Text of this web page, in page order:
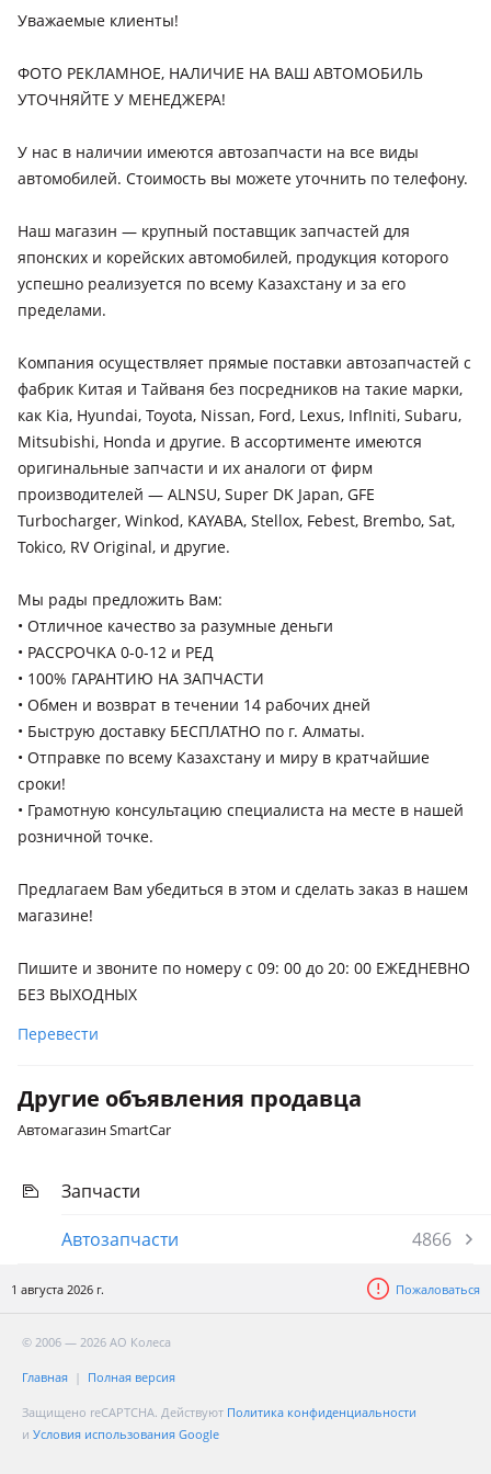
поколение (CB/CC), 1985 - 1989 3 поколение (CA)
2003 7 поколение (EU/EP/EV/EM2/ES/ET), 2003 - 2006 7
поколение (MB/MC/MA/MB/EJ/EK/EJ/EM1), 1991 - 1995 5
поколение (EG/EH/EJ), 1983 - 1987 3 поколение, 1987 - 1996 4
2016 - н.в. 5 поколение (RW/RT), 2015 - 2018 4 поколение
рестайлинг (RM), 2012 - 2015 4 поколение (RM), 2009 - 2012
3 поколение рестайлинг (RE), 2006 - 2009 3 поколение (RE),
поколение (RD), 1999 - 2001 1 поколение рестайлинг (RD),
1995 - 1999 1 поколение (RD)
Honda Element
поколение, 2006 - 2008 1 поколение рестайлинг
Honda Fit
2020 - н.в. 4 поколение, 2017 - 2020 3 поколение
рестайлинг, 2013 - 2017 3 поколение, 2010 - 2013 2
1 поколение
Honda HR-V
2015 - н.в. 2 поколение (RU), 2001 - 2006 1 поколение
рестайлинг (GH), 1998 - 2001 1 поколение (GH)
Honda Insight
2018 - н.в. 3 поколение, 2011 - 2014 2 поколение
рестайлинг (ZE), 2009 - 2011 2 поколение (ZE), 1999 - 2006 1
Honda Jazz
2015 - н.в. 3 поколение (GK), 2011 - 2015 2 поколение
рестайлинг (GE/GG/GP/ZA), 2007 - 2011 2 поколение
(GE/GG/GP/ZA), 2004 - 2008 1 поколение рестайлинг
(GD/GE3/GE2), 2001 - 2004 1 поколение (GD/GE3/GE2), 1983 -
1986 AA
Honda Odyssey
2013 - 2017 5 поколение (RC1/RC2/RC4/RL5), 2018 - н.в. 6
поколение (RL6), 2008 - 2013 4 поколение (RB3/RB4/RL3/RL4),
2003 - 2008 3 поколение (RB1/RB2), 1999 - 2003 2 поколение
(RA1/RA2/RA3/RA4/RA5)
Honda Pilot
2018 - 2022 3 поколение рестайлинг, 2015 - 2018 3
2 поколение, 2005 - 2008 1 поколение рестайлинг, 2002 -
2005 1 поколение
Уважаемые клиенты!
ФОТО РЕКЛАМНОЕ, НАЛИЧИЕ НА ВАШ АВТОМОБИЛЬ
УТОЧНЯЙТЕ У МЕНЕДЖЕРА!
У нас в наличии имеются автозапчасти на все виды
автомобилей. Стоимость вы можете уточнить по телефону.
Наш магазин — крупный поставщик запчастей для
японских и корейских автомобилей, продукция которого
успешно реализуется по всему Казахстану и за его
пределами.
Компания осуществляет прямые поставки автозапчастей с
фабрик Китая и Тайваня без посредников на такие марки,
как Kia, Hyundai, Toyota, Nissan, Ford, Lexus, InfIniti, Subaru,
Mitsubishi, Honda и другие. В ассортименте имеются
оригинальные запчасти и их аналоги от фирм
производителей — ALNSU, Super DK Japan, GFE
Turbocharger, Winkod, KAYABA, Stellox, Febest, Brembo, Sat,
Tokico, RV Original, и другие.
Мы рады предложить Вам:
• Отличное качество за разумные деньги
• РАССРОЧКА 0-0-12 и РЕД
• 100% ГАРАНТИЮ НА ЗАПЧАСТИ
• Обмен и возврат в течении 14 рабочих дней
• Быструю доставку БЕСПЛАТНО по г. Алматы.
• Отправкe по всему Казахстану и миру в кратчайшие
сроки!
• Грамотную консультацию специалиста на месте в нашей
розничной точке.
Предлагаем Вам убедиться в этом и сделать заказ в нашем
магазине!
Пишите и звоните по номеру с 09: 00 до 20: 00 ЕЖЕДНЕВНО
БЕЗ ВЫХОДНЫХ
Перевести
Другие объявления продавца
Автомагазин SmartCar
Запчасти
Автозапчасти
4866
1 августа 2026 г. Пожаловаться
© 2006 — 2026 АО Колеса
Главная Полная версия
Защищено reCAPTCHA. Действуют Политика конфиденциальности
и Условия использования Google